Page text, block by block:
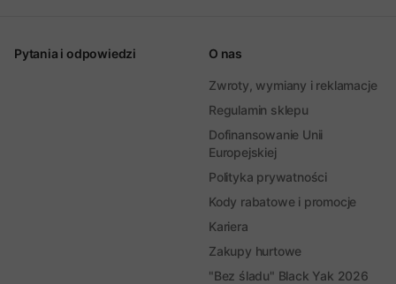
Pytania i odpowiedzi O nas
Zwroty, wymiany i reklamacje
Regulamin sklepu
Dofinansowanie Unii
Europejskiej
Polityka prywatności
Kody rabatowe i promocje
Kariera
Zakupy hurtowe
"Bez śladu" Black Yak 2026